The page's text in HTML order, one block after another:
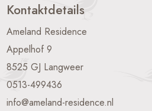
Kontaktdetails
Ameland Residence
Appelhof 9
8525 GJ Langweer
0513-499436
info@ameland-residence.nl